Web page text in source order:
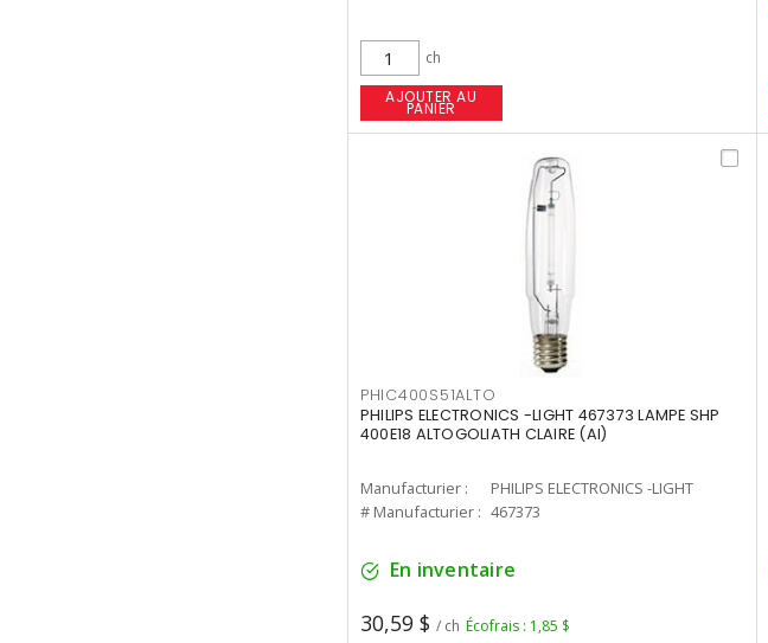
ch
AJOUTER AU
PANIER
PHIC400S51ALTO
PHILIPS ELECTRONICS -LIGHT 467373 LAMPE SHP
400E18 ALTOGOLIATH CLAIRE (AI)
Manufacturier :
PHILIPS ELECTRONICS -LIGHT
# Manufacturier : 467373
En inventaire
30,59 $ / ch Écofrais : 1,85 $